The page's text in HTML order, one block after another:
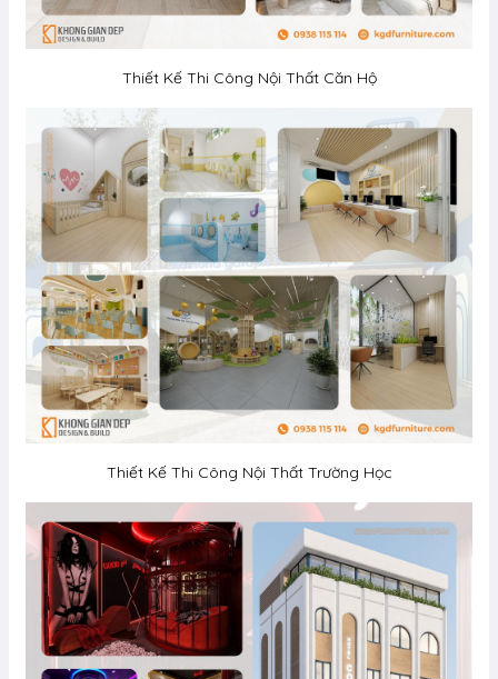
Thiết Kế Thi Công Nội Thất Căn Hộ
Thiết Kế Thi Công Nội Thất Trường Học